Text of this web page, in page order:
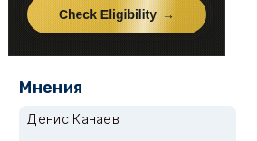
Мнения
Денис Канаев